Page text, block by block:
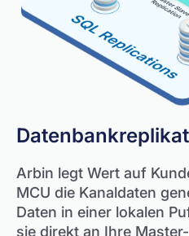
Arbin legt Wert auf
MCU die Kanaldaten
Daten in einer lokalen
sie direkt an Ihre